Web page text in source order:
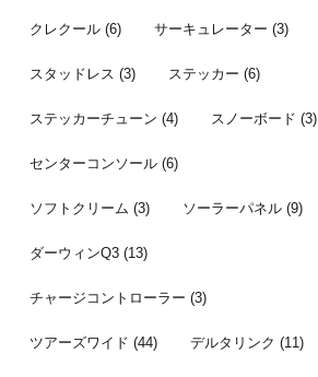
クレクール (6) サーキュレーター (3)
スタッドレス (3) ステッカー (6)
ステッカーチューン (4) スノーボード (3)
センターコンソール (6)
ソフトクリーム (3) ソーラーパネル (9)
ダーウィンQ3 (13)
チャージコントローラー (3)
ツアーズワイド (44) デルタリンク (11)